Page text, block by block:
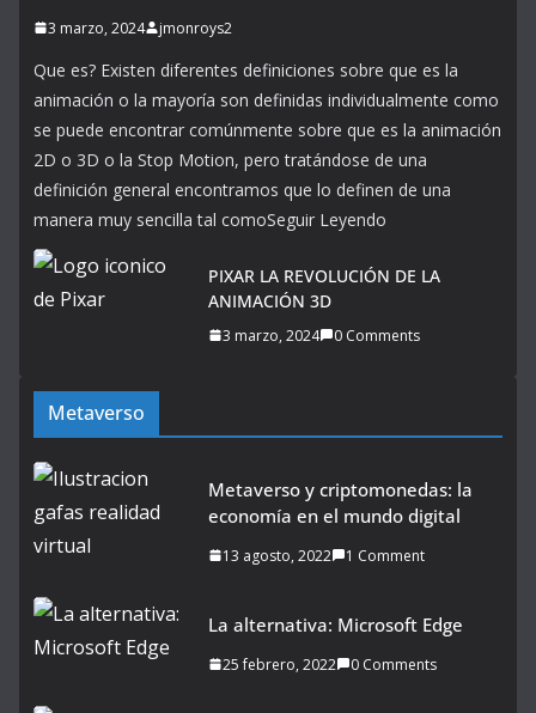
3 marzo, 2024 jmonroys2
Que es? Existen diferentes definiciones sobre que es la
animación o la mayoría son definidas individualmente como
se puede encontrar comúnmente sobre que es la animación
2D o 3D o la Stop Motion, pero tratándose de una
definición general encontramos que lo definen de una
manera muy sencilla tal comoSeguir Leyendo
PIXAR LA REVOLUCIÓN DE LA
ANIMACIÓN 3D
3 marzo, 2024 0 Comments
Metaverso
Metaverso y criptomonedas: la
economía en el mundo digital
13 agosto, 2022 1 Comment
La alternativa: Microsoft Edge
25 febrero, 2022 0 Comments